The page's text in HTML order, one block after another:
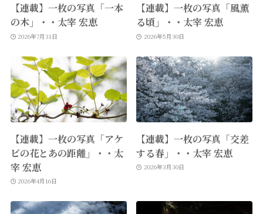
【連載】一枚の写真「一本
の木」・・太宰 宏恵
2026年7月31日
【連載】一枚の写真「風薫
る頃」・・太宰 宏恵
2026年5月30日
【連載】一枚の写真「アケ
ビの花とあの距離」・・太
宰 宏恵
2026年4月16日
【連載】一枚の写真「交差
する春」・・太宰 宏恵
2026年3月30日